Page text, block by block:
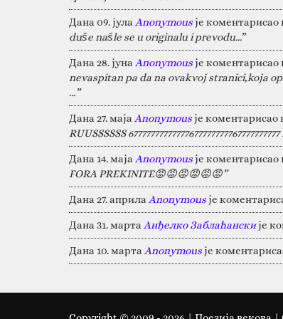
Дана 09. јула Anonymous је коментарисао
duše našle se u originalu i prevodu...”
Дана 28. јуна Anonymous је коментарисао
nevaspitan pa da na ovakvoj stranici,koja
…”
Дана 27. маја Anonymous је коментарисао
RUUSSSSSS
Дана 14. маја Anonymous је коментарисао
FORA PREKINITE😡😡😡😡😡😡”
Дана 27. априла Anonymous је
Дана 31. марта Анђелко Заблаћанскије
Дана 10. марта Anonymous је